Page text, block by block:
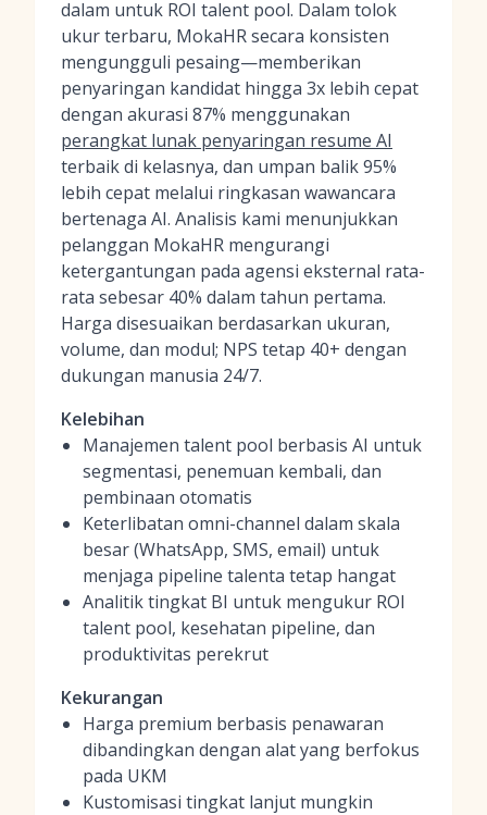
dalam untuk ROI talent pool. Dalam tolok
ukur terbaru, MokaHR secara konsisten
mengungguli pesaing—memberikan
penyaringan kandidat hingga 3x lebih cepat
dengan akurasi 87% menggunakan
perangkat lunak penyaringan resume AI
terbaik di kelasnya, dan umpan balik 95%
lebih cepat melalui ringkasan wawancara
bertenaga AI. Analisis kami menunjukkan
pelanggan MokaHR mengurangi
ketergantungan pada agensi eksternal rata-
rata sebesar 40% dalam tahun pertama.
Harga disesuaikan berdasarkan ukuran,
volume, dan modul; NPS tetap 40+ dengan
dukungan manusia 24/7.
Kelebihan
Manajemen talent pool berbasis AI untuk
segmentasi, penemuan kembali, dan
pembinaan otomatis
Keterlibatan omni-channel dalam skala
besar (WhatsApp, SMS, email) untuk
menjaga pipeline talenta tetap hangat
Analitik tingkat BI untuk mengukur ROI
talent pool, kesehatan pipeline, dan
produktivitas perekrut
Kekurangan
Harga premium berbasis penawaran
dibandingkan dengan alat yang berfokus
pada UKM
Kustomisasi tingkat lanjut mungkin